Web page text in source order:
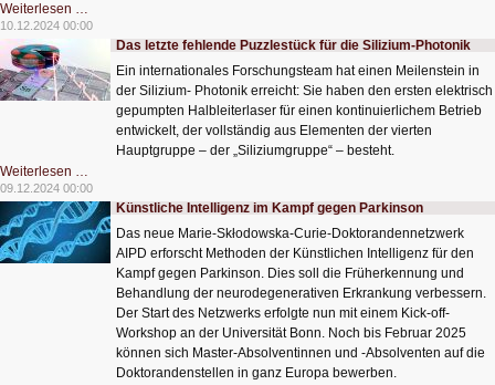
Weiterlesen …
Heizkörperthermostate
mit
10.12.2024 00:00
Das letzte fehlende Puzzlestück für die Silizium-Photonik
Ein internationales Forschungsteam hat einen Meilenstein in
der Silizium- Photonik erreicht: Sie haben den ersten elektrisch
gepumpten Halbleiterlaser für einen kontinuierlichem Betrieb
entwickelt, der vollständig aus Elementen der vierten
Hauptgruppe – der „Siliziumgruppe“ – besteht.
Weiterlesen …
letzte
fehlende
Puzzlestück
für
die
Silizium-
Photonik
09.12.2024 00:00
Künstliche Intelligenz im Kampf gegen Parkinson
Das neue Marie-Skłodowska-Curie-Doktorandennetzwerk
AIPD erforscht Methoden der Künstlichen Intelligenz für den
Kampf gegen Parkinson. Dies soll die Früherkennung und
Behandlung der neurodegenerativen Erkrankung verbessern.
Der Start des Netzwerks erfolgte nun mit einem Kick-off-
Workshop an der Universität Bonn. Noch bis Februar 2025
können sich Master-Absolventinnen und -Absolventen auf die
Doktorandenstellen in ganz Europa bewerben.